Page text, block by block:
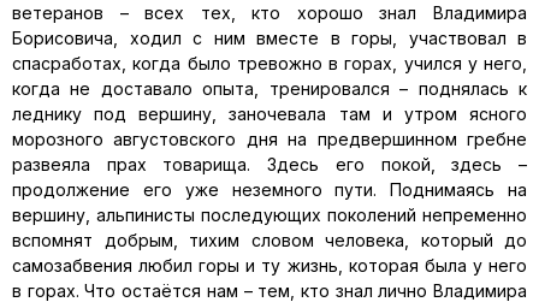
ветеранов – всех тех, кто хорошо знал Владимира
Борисовича, ходил с ним вместе в горы, участвовал в
спасработах, когда было тревожно в горах, учился у него,
когда не доставало опыта, тренировался – поднялась к
леднику под вершину, заночевала там и утром ясного
морозного августовского дня на предвершинном гребне
развеяла прах товарища. Здесь его покой, здесь –
продолжение его уже неземного пути. Поднимаясь на
вершину, альпинисты последующих поколений непременно
вспомнят добрым, тихим словом человека, который до
самозабвения любил горы и ту жизнь, которая была у него
в горах. Что остаётся нам – тем, кто знал лично Владимира